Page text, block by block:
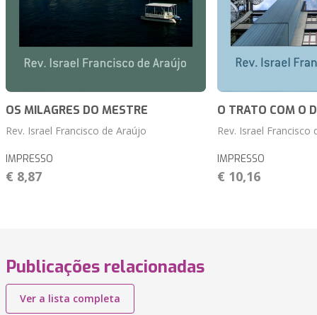
OS MILAGRES DO MESTRE
Rev. Israel Francisco de Araújo
IMPRESSO
€ 8,87
O TRATO COM O
Rev. Israel Francisco
IMPRESSO
€ 10,16
Publicações relacionadas
Ver a lista completa